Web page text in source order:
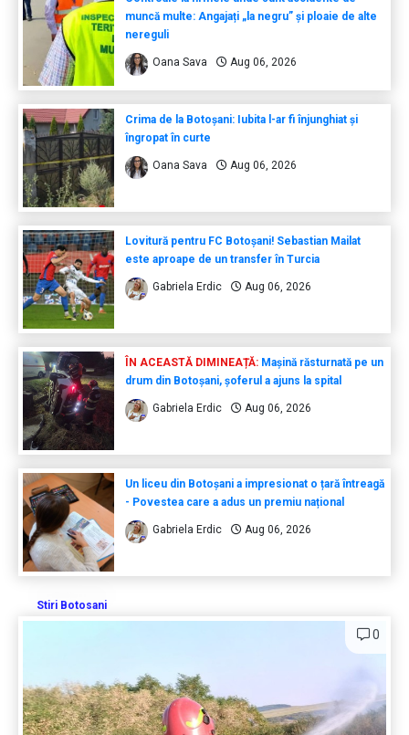
muncă multe: Angajați „la negru” și ploaie de alte
nereguli
Oana Sava Aug 06, 2026
Crima de la Botoșani: Iubita l-ar fi înjunghiat și
îngropat în curte
Oana Sava Aug 06, 2026
Lovitură pentru FC Botoșani! Sebastian Mailat
este aproape de un transfer în Turcia
Gabriela Erdic Aug 06, 2026
ÎN ACEASTĂ DIMINEAȚĂ: Mașină răsturnată pe un
drum din Botoșani, șoferul a ajuns la spital
Gabriela Erdic Aug 06, 2026
Un liceu din Botoșani a impresionat o țară întreagă
- Povestea care a adus un premiu național
Gabriela Erdic Aug 06, 2026
Stiri Botosani
0